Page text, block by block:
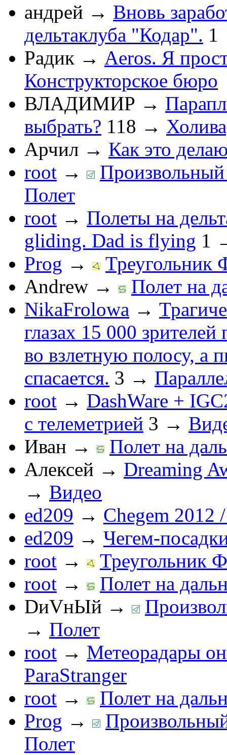
андрей → Вновь
дельтаклуба "Кодар". 1
Радик → Aeros. Я
Конструкторское бюро
ВЛАДИМИР →
выбрать? 118 →
Арчил → Как это
root →
Полет
root → Полеты на
gliding. Dad is flying 1
Prog →
Andrew →
Полет на
NikaFrolowa →
глазах 15 000
во взлетную полосу, а
спасается. 3 →
root → DashWare +
с телеметрией 3 →
Иван →
Полет на
Алексей → Dreaming
→ Видео
ed209 → Chegem 2012
ed209 → Чегем-
root →
Треугольник
root →
Полет на
DиVнЫй →
→ Полет
root → Метеорадары
ParaStranger
root →
Полет на
Prog →
Полет